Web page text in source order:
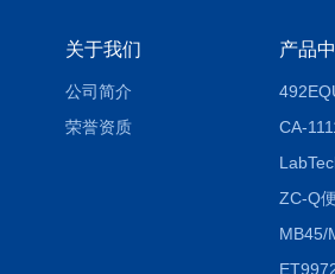
关于我们
公司简介
荣誉资质
产品
ZC-Q